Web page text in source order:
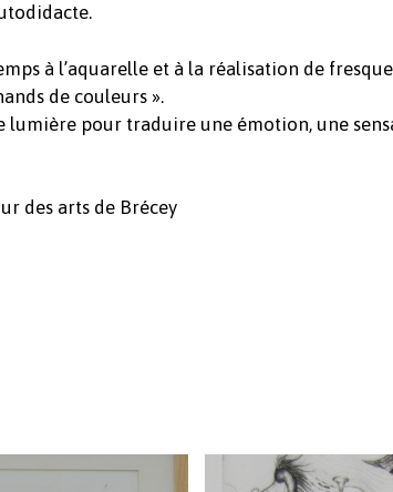
à l’aquarelle et à la réalisation de
de couleurs ».
lumière pour traduire une émotion, une
des arts de Brécey